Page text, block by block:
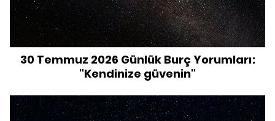
30 Temmuz 2026 Günlük Burç Yorumları:
"Kendinize güvenin"